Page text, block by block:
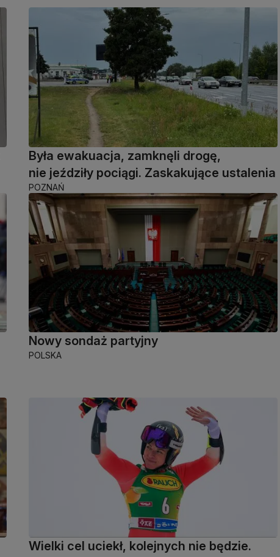
Była ewakuacja, zamknęli drogę,
nie jeździły pociągi. Zaskakujące ustalenia
POZNAŃ
Nowy sondaż partyjny
POLSKA
Wielki cel uciekł, kolejnych nie będzie.